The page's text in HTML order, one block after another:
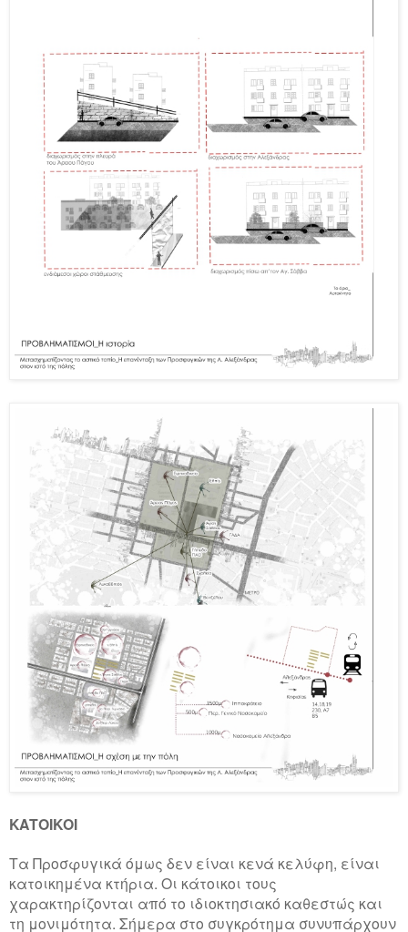
ΚΑΤΟΙΚΟΙ
Τα Προσφυγικά όμως δεν είναι κενά κελύφη, είναι
κατοικημένα κτήρια. Οι κάτοικοι τους
χαρακτηρίζονται από το ιδιοκτησιακό καθεστώς και
τη μονιμότητα. Σήμερα στο συγκρότημα συνυπάρχουν